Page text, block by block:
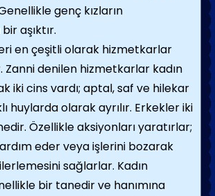
genç kızların
aşıktır.
en çeşitli olarak hizmetkarlar
Zanni denilen hizmetkarlar kadın
iki cins vardı; aptal, saf ve hilekar
huylarda olarak ayrılır. Erkekler iki
Özellikle aksiyonları yaratırlar;
eder veya işlerini bozarak
sağlarlar. Kadın
bir tanedir ve hanımına